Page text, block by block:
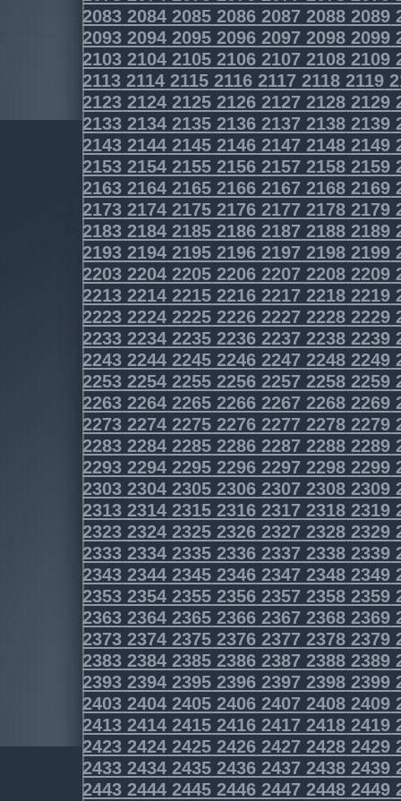
2083 2084 2085 2086 2087 2088 2089
2093 2094 2095 2096 2097 2098 2099
2103 2104 2105 2106 2107 2108 2109
2113 2114 2115 2116 2117 2118 2119
2123 2124 2125 2126 2127 2128 2129
2133 2134 2135 2136 2137 2138 2139
2143 2144 2145 2146 2147 2148 2149
2153 2154 2155 2156 2157 2158 2159
2163 2164 2165 2166 2167 2168 2169
2173 2174 2175 2176 2177 2178 2179
2183 2184 2185 2186 2187 2188 2189
2193 2194 2195 2196 2197 2198 2199
2203 2204 2205 2206 2207 2208 2209
2213 2214 2215 2216 2217 2218 2219
2223 2224 2225 2226 2227 2228 2229
2233 2234 2235 2236 2237 2238 2239
2243 2244 2245 2246 2247 2248 2249
2253 2254 2255 2256 2257 2258 2259
2263 2264 2265 2266 2267 2268 2269
2273 2274 2275 2276 2277 2278 2279
2283 2284 2285 2286 2287 2288 2289
2293 2294 2295 2296 2297 2298 2299
2303 2304 2305 2306 2307 2308 2309
2313 2314 2315 2316 2317 2318 2319
2323 2324 2325 2326 2327 2328 2329
2333 2334 2335 2336 2337 2338 2339
2343 2344 2345 2346 2347 2348 2349
2353 2354 2355 2356 2357 2358 2359
2363 2364 2365 2366 2367 2368 2369
2373 2374 2375 2376 2377 2378 2379
2383 2384 2385 2386 2387 2388 2389
2393 2394 2395 2396 2397 2398 2399
2403 2404 2405 2406 2407 2408 2409
2413 2414 2415 2416 2417 2418 2419
2423 2424 2425 2426 2427 2428 2429
2433 2434 2435 2436 2437 2438 2439
2443 2444 2445 2446 2447 2448 2449